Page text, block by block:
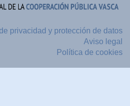
privacidad y protección de datos
Aviso legal
Política de cookies